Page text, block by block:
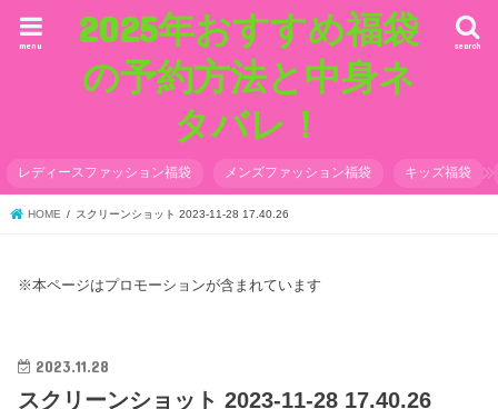
2025年おすすめ福袋
の予約方法と中身ネ
タバレ！
search
menu
レディースファッション福袋 メンズファッション福袋 キッズ福袋
HOME スクリーンショット 2023-11-28 17.40.26
※本ページはプロモーションが含まれています
2023.11.28
スクリーンショット 2023-11-28 17.40.26